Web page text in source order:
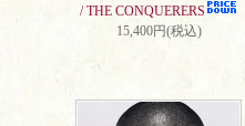
/ THE CONQUERERS
15,400円(税込)